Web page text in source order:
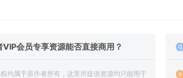
会员专享资源能否直接商用？
均属于原作者所有，这里所提供资源均只能用于